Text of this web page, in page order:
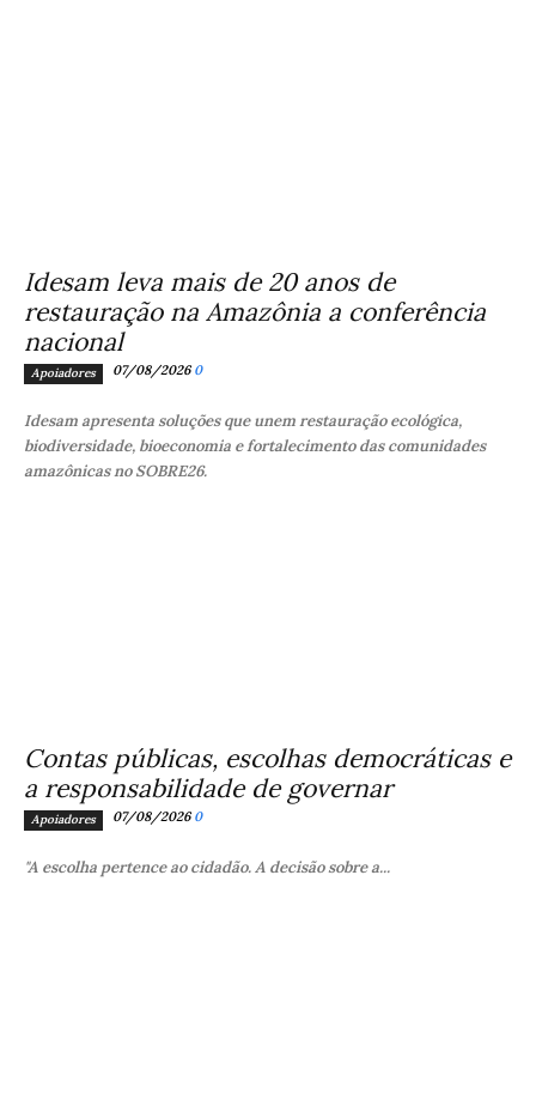
Idesam leva mais de 20 anos de
restauração na Amazônia a conferência
nacional
Apoiadores 07/08/2026 0
Idesam apresenta soluções que unem restauração ecológica,
biodiversidade, bioeconomia e fortalecimento das comunidades
amazônicas no SOBRE26.
Contas públicas, escolhas democráticas e
a responsabilidade de governar
Apoiadores 07/08/2026 0
"A escolha pertence ao cidadão. A decisão sobre a...